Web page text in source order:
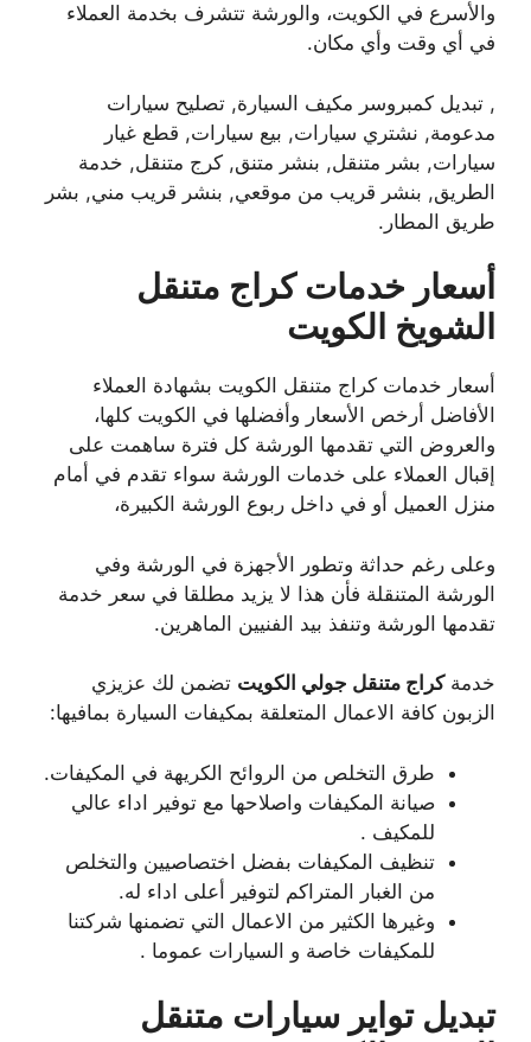
والأسرع في الكويت، والورشة تتشرف بخدمة العملاء
في أي وقت وأي مكان.
, تبديل كمبروسر مكيف السيارة, تصليح سيارات
مدعومة, نشتري سيارات, بيع سيارات, قطع غيار
سيارات, بشر متنقل, بنشر متنق, كرج متنقل, خدمة
الطريق, بنشر قريب من موقعي, بنشر قريب مني, بشر
طريق المطار.
أسعار خدمات كراج متنقل
الشويخ الكويت
أسعار خدمات كراج متنقل الكويت بشهادة العملاء
الأفاضل أرخص الأسعار وأفضلها في الكويت كلها،
والعروض التي تقدمها الورشة كل فترة ساهمت على
إقبال العملاء على خدمات الورشة سواء تقدم في أمام
منزل العميل أو في داخل ربوع الورشة الكبيرة،
وعلى رغم حداثة وتطور الأجهزة في الورشة وفي
الورشة المتنقلة فأن هذا لا يزيد مطلقا في سعر خدمة
تقدمها الورشة وتنفذ بيد الفنيين الماهرين.
خدمةكراج متنقل جولي الكويت تضمن لك عزيزي
الزبون كافة الاعمال المتعلقة بمكيفات السيارة بمافيها:
طرق التخلص من الروائح الكريهة في المكيفات.
صيانة المكيفات واصلاحها مع توفير اداء عالي
للمكيف .
تنظيف المكيفات بفضل اختصاصيين والتخلص
من الغبار المتراكم لتوفير أعلى اداء له.
وغيرها الكثير من الاعمال التي تضمنها شركتنا
للمكيفات خاصة و السيارات عموما .
تبديل تواير سيارات متنقل